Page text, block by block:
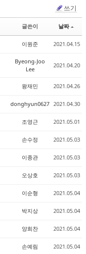
쓰기
글쓴이 날짜
이원준 2021.04.15
Byeong-Joo
Lee
2021.04.20
왕재민 2021.04.26
donghyun0627 2021.04.30
조영근 2021.05.01
손수정 2021.05.03
이종관 2021.05.03
오상호 2021.05.03
이순형 2021.05.04
박지상 2021.05.04
양희찬 2021.05.04
손예림 2021.05.04
북5
북5
북5
북5